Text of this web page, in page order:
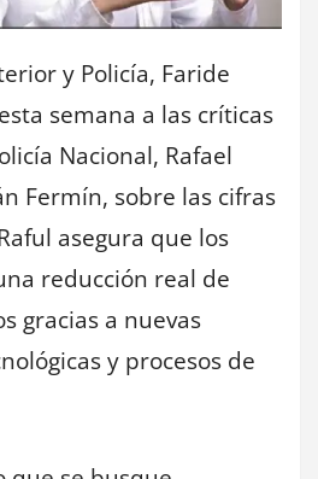
y Policía, Faride
semana a las críticas
Nacional, Rafael
Fermín, sobre las cifras
asegura que los
reducción real de
gracias a nuevas
y procesos de